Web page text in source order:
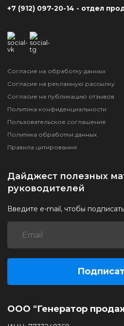
ООО "Генератор
+7 (912) 097-20-14 - отдел
Согласие на обработку данных
Согласие на рекламную рассылку
Согласие на публикацию отзывов
Политика конфиденциальности
Пользовательское соглашение
Политика обработки данных
Правила цитирования
Дайджест полезных
руководителей
Введите e-mail, чтобы